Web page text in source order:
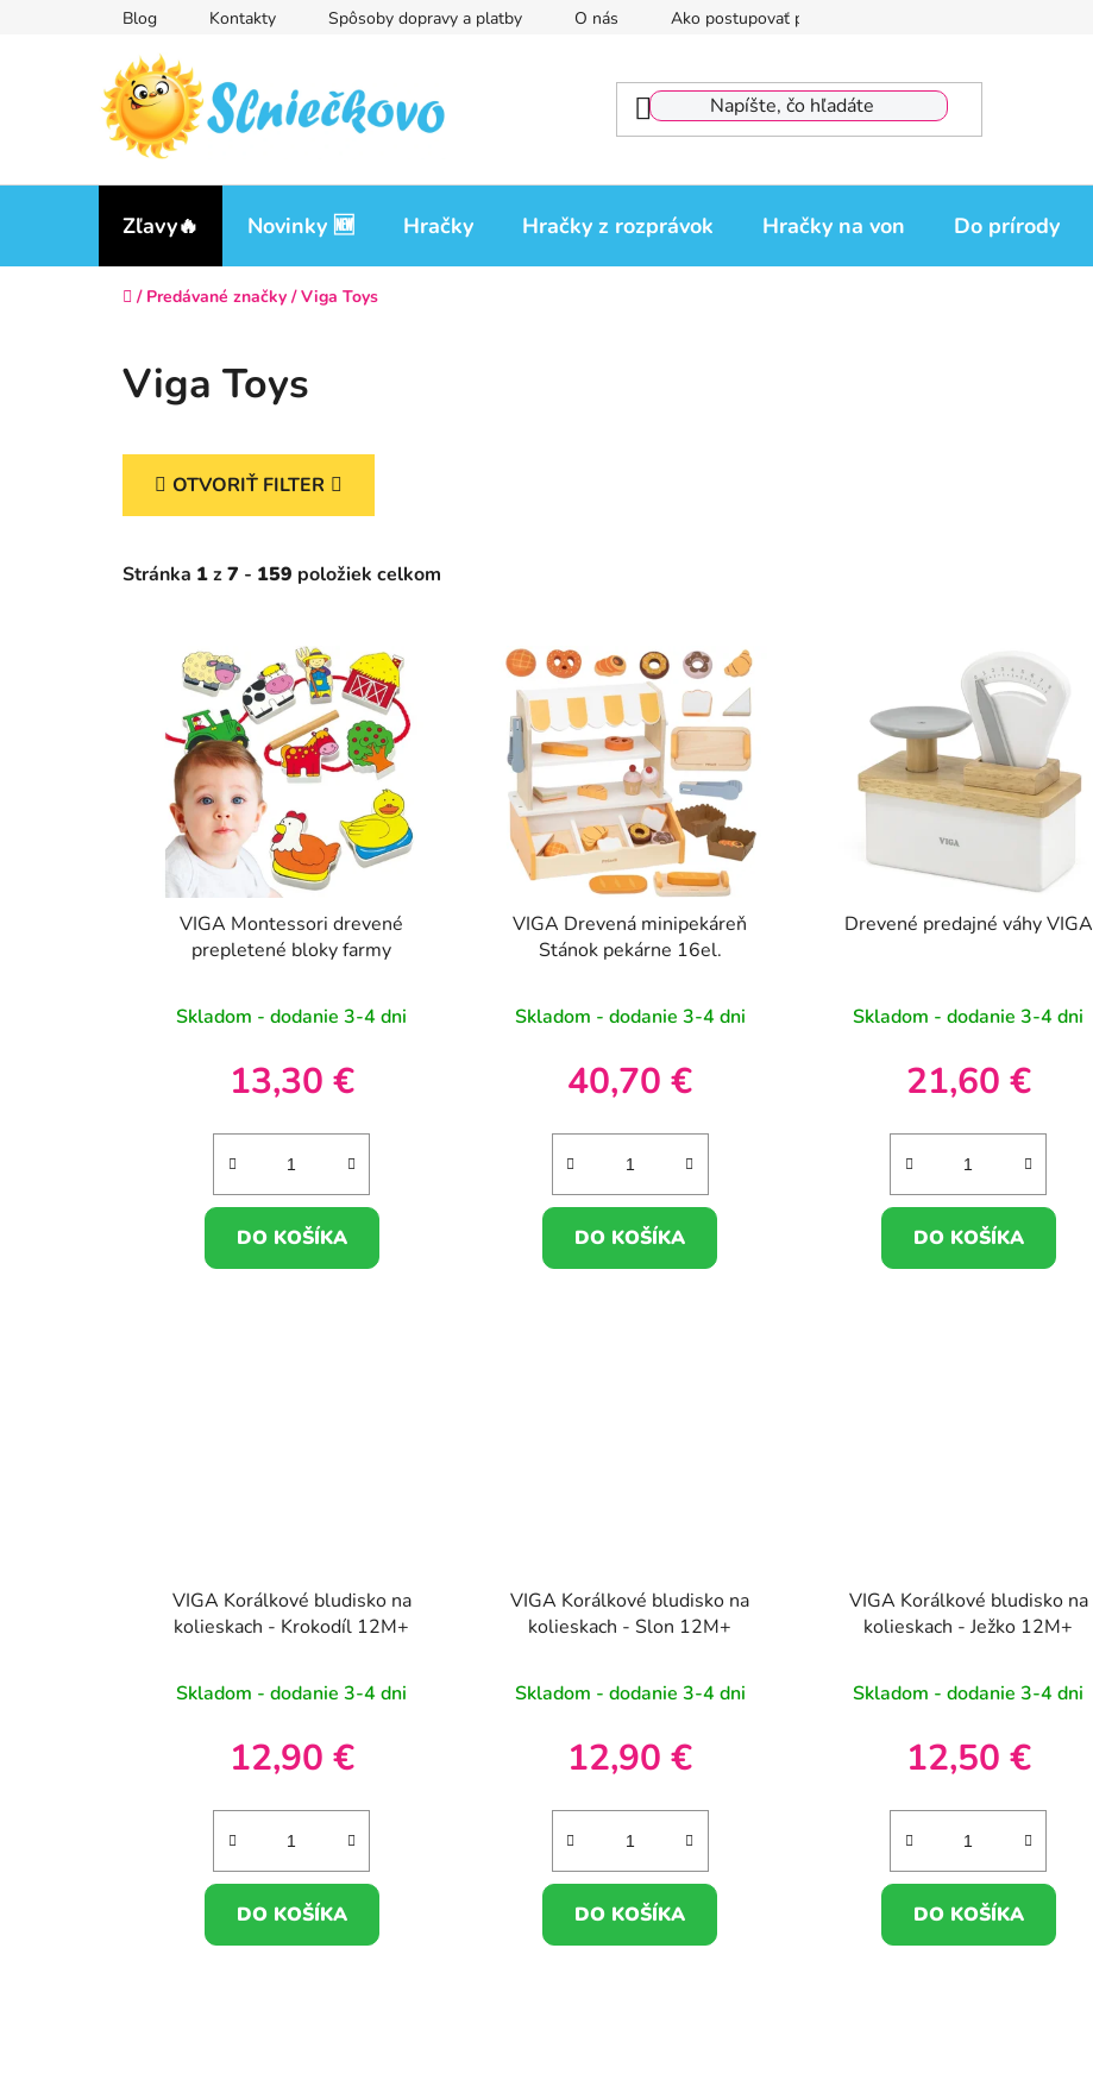
Blog Kontakty Spôsoby dopravy a platby O nás Ako postupovať pri reklamácii
Zľavy🔥 Novinky 🆕 Hračky Hračky z rozprávok Hračky na von Do prírody
Domov
/ Predávané značky / Viga Toys
Viga Toys
OTVORIŤ FILTER
Stránka 1z7 - 159 položiek celkom
VIGA Montessori drevené
prepletené bloky farmy
Skladom - dodanie 3-4 dni
13,30 €
DO KOŠÍKA
VIGA Drevená minipekáreň
Stánok pekárne 16el.
Skladom - dodanie 3-4 dni
40,70 €
DO KOŠÍKA
Drevené predajné váhy VIGA
Skladom - dodanie 3-4 dni
21,60 €
DO KOŠÍKA
VIGA Korálkové bludisko na
kolieskach - Krokodíl 12M+
Skladom - dodanie 3-4 dni
12,90 €
DO KOŠÍKA
VIGA Korálkové bludisko na
kolieskach - Slon 12M+
Skladom - dodanie 3-4 dni
12,90 €
DO KOŠÍKA
VIGA Korálkové bludisko na
kolieskach - Ježko 12M+
Skladom - dodanie 3-4 dni
12,50 €
DO KOŠÍKA